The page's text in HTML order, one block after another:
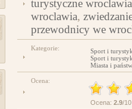
turystyczne wroclawia
wroclawia,
przewodnicy we
Kategorie:
Sport i
Sport i
Miasta i
Ocena:
Ocena: 2.9/